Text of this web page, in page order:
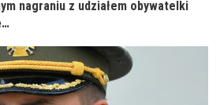
nagraniu z udziałem obywatelki